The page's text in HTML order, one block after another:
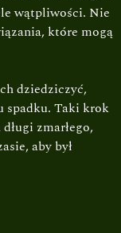
wątpliwości. Nie
które mogą
dziedziczyć,
spadku. Taki krok
zmarłego,
aby był